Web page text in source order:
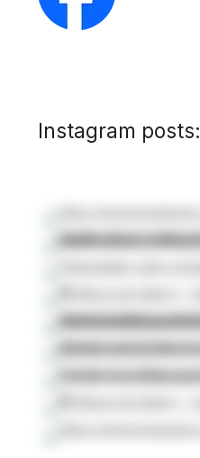
Instagram posts: